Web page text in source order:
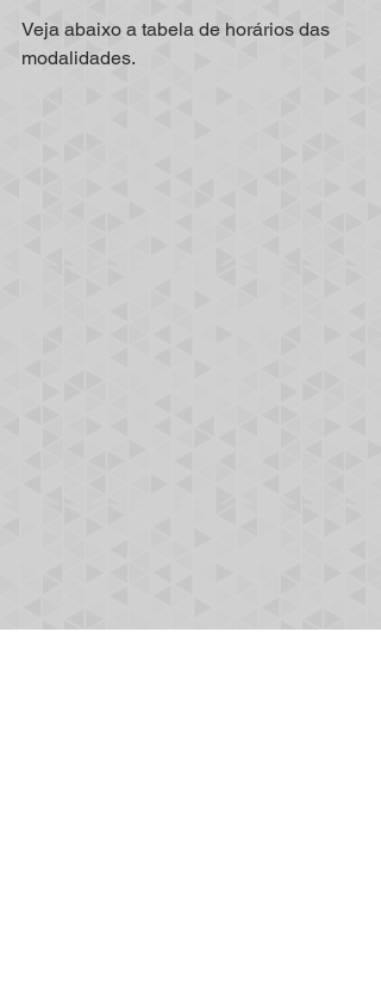
Veja abaixo a tabela de horários das
modalidades.